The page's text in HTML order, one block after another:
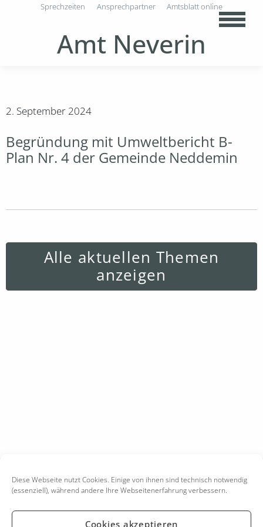
Diese Webseite nutzt Cookies. Einige von ihnen sind technisch notwendig
(essenziell), während andere Ihre Webseitenerfahrung verbessern.
Cookies akzeptieren
Amt Neverin
Sprechzeiten Ansprechpartner Amtsblatt online
2. September 2024
Begründung mit Umweltbericht B-
Plan Nr. 4 der Gemeinde Neddemin
Alle aktuellen Themen
anzeigen